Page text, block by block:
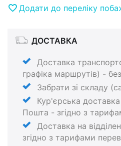
Додати до переліку
ДОСТАВКА
Доставка
графіка маршрутів) -
Забрати зі складу
Кур'єрська
Пошта - згідно з
Доставка на
згідно з тарифами